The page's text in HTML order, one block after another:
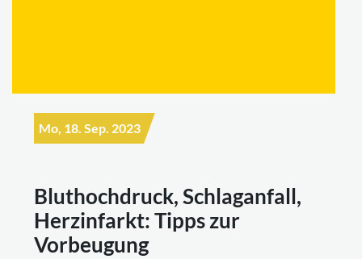
Mo, 18. Sep. 2023
Bluthochdruck, Schlaganfall,
Herzinfarkt: Tipps zur
Vorbeugung